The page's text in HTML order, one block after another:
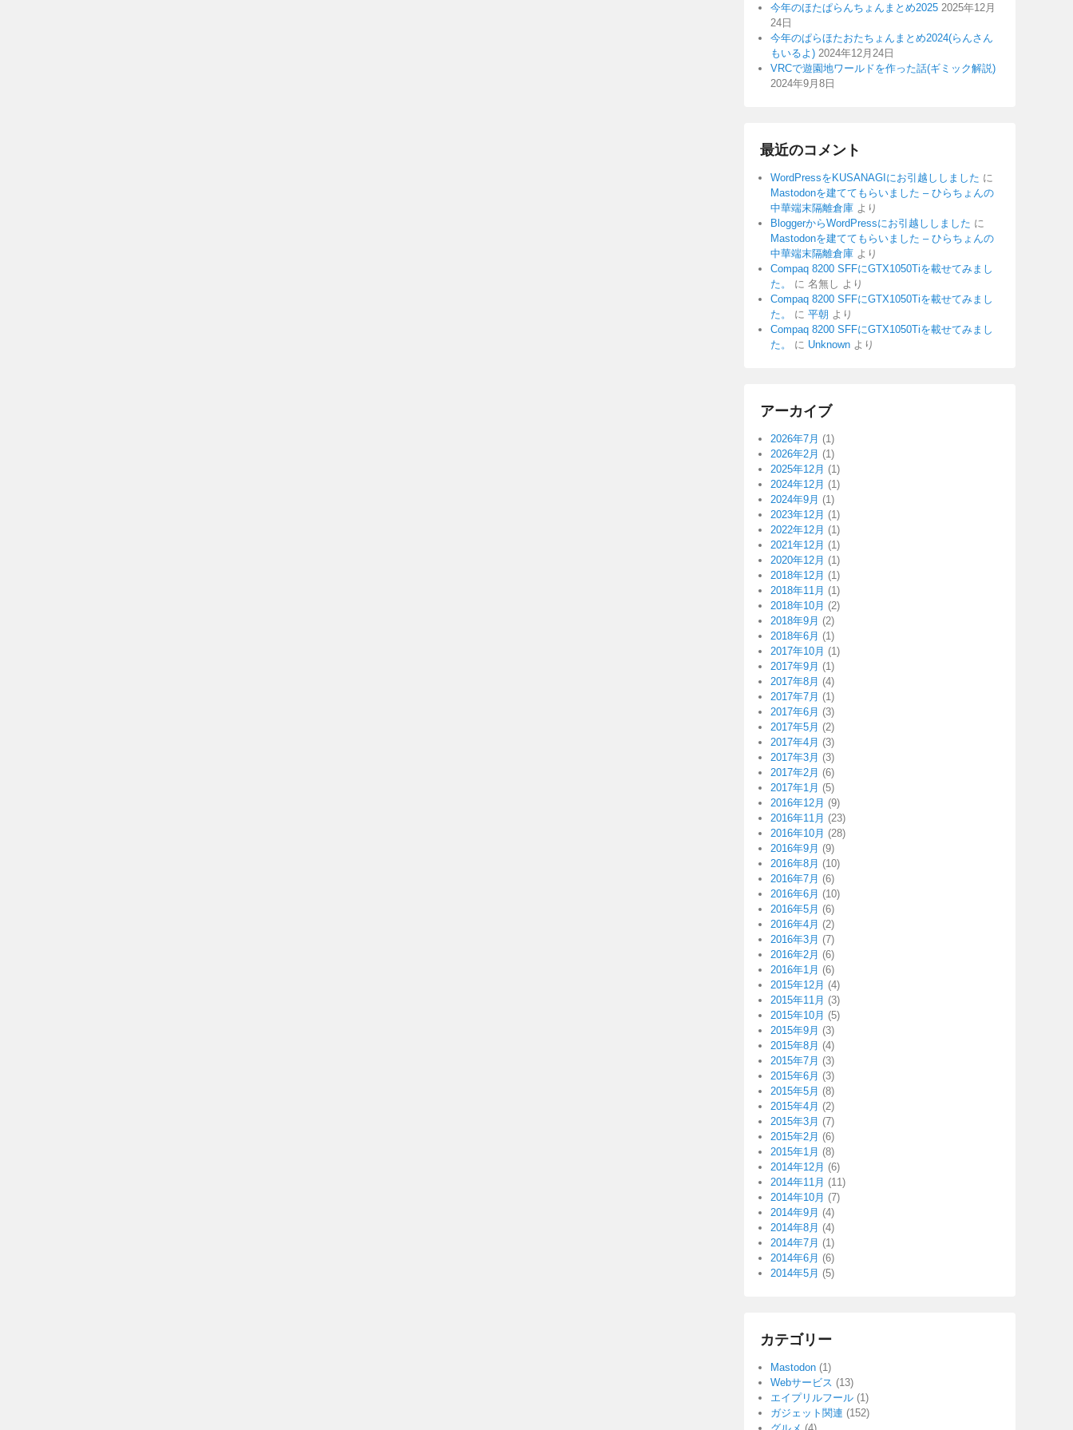
今年のほたぱらんちょんまとめ2025 2025年12月
24日
今年のぱらほたおたちょんまとめ2024(らんさん
もいるよ) 2024年12月24日
VRCで遊園地ワールドを作った話(ギミック解説)
2024年9月8日
最近のコメント
WordPressをKUSANAGIにお引越ししました に
Mastodonを建ててもらいました – ひらちょんの
中華端末隔離倉庫 より
BloggerからWordPressにお引越ししました に
Mastodonを建ててもらいました – ひらちょんの
中華端末隔離倉庫 より
Compaq 8200 SFFにGTX1050Tiを載せてみまし
た。
に 名無し より
Compaq 8200 SFFにGTX1050Tiを載せてみまし
た。
に 平朝 より
Compaq 8200 SFFにGTX1050Tiを載せてみまし
た。
に Unknown より
アーカイブ
2026年7月 (1)
2026年2月 (1)
2025年12月 (1)
2024年12月 (1)
2024年9月 (1)
2023年12月 (1)
2022年12月 (1)
2021年12月 (1)
2020年12月 (1)
2018年12月 (1)
2018年11月 (1)
2018年10月 (2)
2018年9月 (2)
2018年6月 (1)
2017年10月 (1)
2017年9月 (1)
2017年8月 (4)
2017年7月 (1)
2017年6月 (3)
2017年5月 (2)
2017年4月 (3)
2017年3月 (3)
2017年2月 (6)
2017年1月 (5)
2016年12月 (9)
2016年11月 (23)
2016年10月 (28)
2016年9月 (9)
2016年8月 (10)
2016年7月 (6)
2016年6月 (10)
2016年5月 (6)
2016年4月 (2)
2016年3月 (7)
2016年2月 (6)
2016年1月 (6)
2015年12月 (4)
2015年11月 (3)
2015年10月 (5)
2015年9月 (3)
2015年8月 (4)
2015年7月 (3)
2015年6月 (3)
2015年5月 (8)
2015年4月 (2)
2015年3月 (7)
2015年2月 (6)
2015年1月 (8)
2014年12月 (6)
2014年11月 (11)
2014年10月 (7)
2014年9月 (4)
2014年8月 (4)
2014年7月 (1)
2014年6月 (6)
2014年5月 (5)
カテゴリー
Mastodon (1)
Webサービス (13)
エイプリルフール (1)
ガジェット関連 (152)